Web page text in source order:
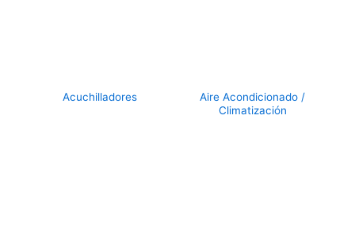
Acuchilladores
Aire Acondicionado /
Climatización